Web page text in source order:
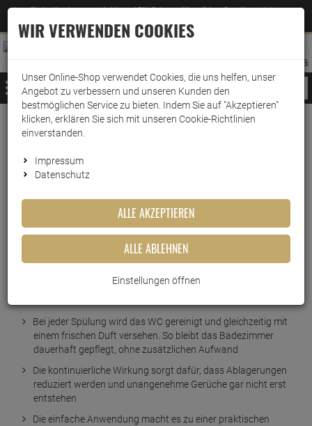
Jetzt für den Newsletter entscheiden und 5% Rabatt auf Ihre nächste Bestellung erhalten
–Zum Newsletter
ANMELDEN
AUFKLAPPEN
MERKZETTEL
WARENKORB:
MENÜ
Weiter einkaufen www.wark24.de Haushaltsreiniger
Sanitärreiniger
Beckensteine
Ambi Pur WC-Frische Startset
Lavender & Rosemary
Artikel-Nummer:10016719
Bei jeder Spülung wird das WC gereinigt und gleichzeitig mit
einem frischen Duft versehen. So bleibt das Badezimmer
dauerhaft gepflegt, ohne zusätzlichen Aufwand
Die kontinuierliche Wirkung sorgt dafür, dass Ablagerungen
reduziert werden und unangenehme Gerüche gar nicht erst
entstehen
Die einfache Anwendung macht es zu einer praktischen
WIR VERWENDEN COOKIES
Unser Online-Shop verwendet Cookies, die uns helfen, unser
Angebot zu verbessern und unseren Kunden den
bestmöglichen Service zu bieten. Indem Sie auf "Akzeptieren"
klicken, erklären Sie sich mit unseren Cookie-Richtlinien
einverstanden.
Impressum
Datenschutz
ALLE AKZEPTIEREN
ALLE ABLEHNEN
Einstellungen öffnen